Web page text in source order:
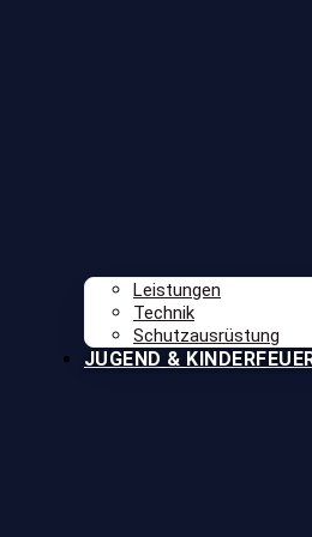
Leistungen
Technik
Schutzausrüstung
JUGEND &